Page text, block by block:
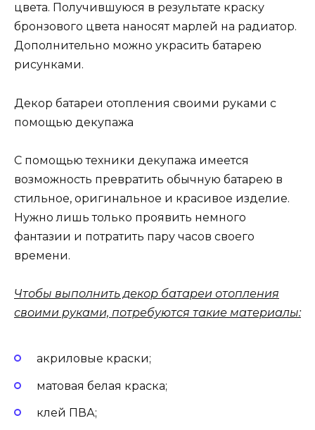
цвета. Получившуюся в результате краску
бронзового цвета наносят марлей на радиатор.
Дополнительно можно украсить батарею
рисунками.
Декор батареи отопления своими руками с
помощью декупажа
С помощью техники декупажа имеется
возможность превратить обычную батарею в
стильное, оригинальное и красивое изделие.
Нужно лишь только проявить немного
фантазии и потратить пару часов своего
времени.
Чтобы выполнить декор батареи отопления
своими руками, потребуются такие материалы:
акриловые краски;
матовая белая краска;
клей ПВА;